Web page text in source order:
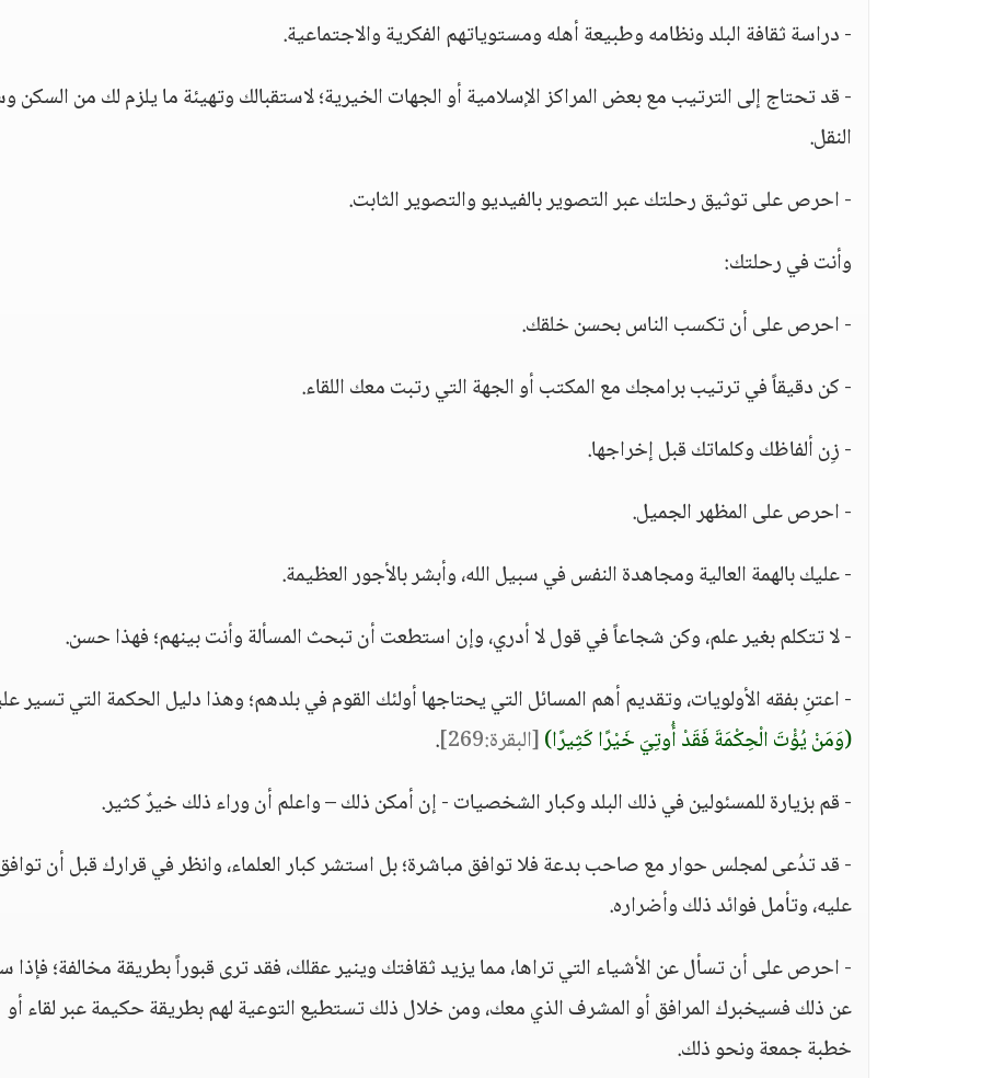
- دراسة ثقافة البلد ونظامه وطبيعة أهله ومستوياتهم الفكرية والاجتماعية.
- قد تحتاج إلى الترتيب مع بعض المراكز الإسلامية أو الجهات الخيرية؛ لاستقبالك وتهيئة ما يلزم لك من السكن
النقل.
- احرص على توثيق رحلتك عبر التصوير بالفيديو والتصوير الثابت.
وأنت في رحلتك:
- احرص على أن تكسب الناس بحسن خلقك.
- كن دقيقاً في ترتيب برامجك مع المكتب أو الجهة التي رتبت معك اللقاء.
- زِن ألفاظك وكلماتك قبل إخراجها.
- احرص على المظهر الجميل.
- عليك بالهمة العالية ومجاهدة النفس في سبيل الله، وأبشر بالأجور العظيمة.
- لا تتكلم بغير علم، وكن شجاعاً في قول لا أدري، وإن استطعت أن تبحث المسألة وأنت بينهم؛ فهذا حسن.
- اعتنِ بفقه الأولويات، وتقديم أهم المسائل التي يحتاجها أولئك القوم في بلدهم؛ وهذا دليل الحكمة التي تسير
(وَمَنْ يُؤْتَ الْحِكْمَةَ فَقَدْ أُوتِيَ خَيْرًا كَثِيرًا)[البقرة:269]
.
- قم بزيارة للمسئولين في ذلك البلد وكبار الشخصيات - إن أمكن ذلك – واعلم أن وراء ذلك خيرٌ كثير.
- قد تدُعى لمجلس حوار مع صاحب بدعة فلا توافق مباشرة؛ بل استشر كبار العلماء، وانظر في قرارك قبل أن
عليه، وتأمل فوائد ذلك وأضراره.
- احرص على أن تسأل عن الأشياء التي تراها، مما يزيد ثقافتك وينير عقلك، فقد ترى قبوراً بطريقة مخالفة؛ فإذا
عن ذلك فسيخبرك المرافق أو المشرف الذي معك، ومن خلال ذلك تستطيع التوعية لهم بطريقة حكيمة عبر لقاء أو
خطبة جمعة ونحو ذلك.